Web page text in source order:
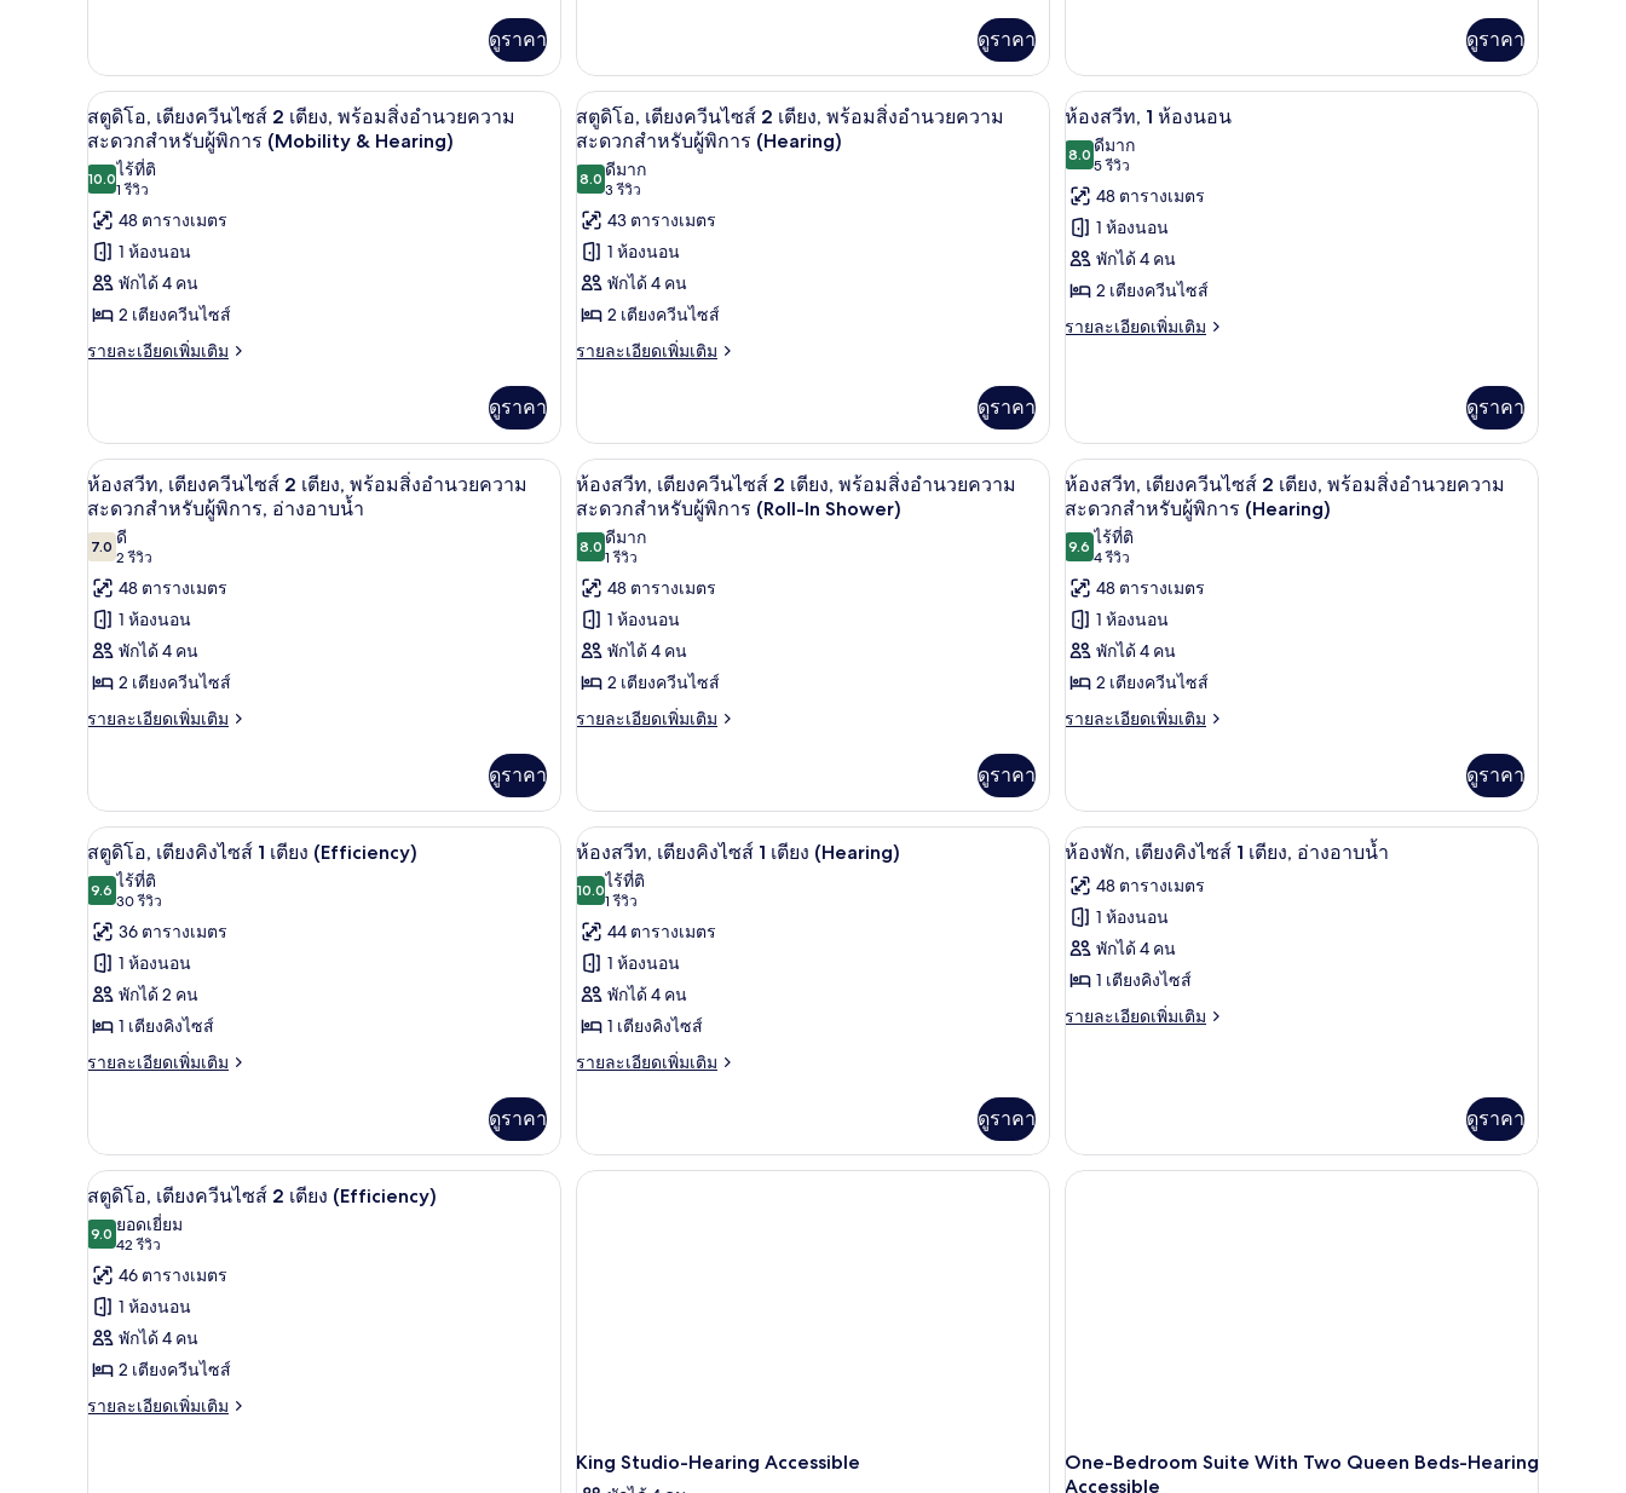
ผู้
พิการ
(Hearing)
สะดวก
สำหรับ
ผู้
พิการ
(Hearing)
เตียง
ควีน
ไซส์
2
เตียง
กับ
ห้อง
สตู
ดิ
โอ
สวี
ท,
เตียง
ควีน
ไซส์
2
เตียง
ดูราคา
เตียง
ควีน
ไซส์
2
เตียง,
พร้อม
สิ่ง
อำนวย
ความ
สะดวก
ผู้
พิการ,
อ่างอาบน้ำ
เกี่ยว
กับ
ห้อง
สตู
โอ
สวี
ท,
เตียง
ควีน
ไซส์
2
พร้อม
สะดวก
สำหรับ
ผู้
พิการ,
อ่างอาบน้ำ
ดูราคา
เตียง
ควีน
ไซส์
2
เตียง,
พร้อม
สิ่ง
อำนวย
ความ
ผู้
พิการ
(Roll-
In
Shower)
เกี่ยว
กับ
ห้อง
ดิ
สวี
ท,
เตียง
ควีน
ไซส์
เตียง,
สะดวก
สำหรับ
ผู้
พิการ
(Roll-
In
Shower)
ดูราคา
เปิด
ภาพถ่าย
ทั้งหมด
ของ
สตู
ดิโอ,
เตียง
ควีน
เตียง,
พร้อม
สิ่ง
อำนวย
ความ
สะดวก
สำหรับ
ผู้
พิการ
&
Hearing)
ตู้นิรภัยในห้องพัก, โต๊ะทำงาน, ผ้าม่านกันแสง, เตารีด/โต๊ะรีดผ้า
6
สตูดิโอ, เตียงควีนไซส์ 2 เตียง, พร้อมสิ่งอำนวยความ
สะดวกสำหรับผู้พิการ (Mobility & Hearing)
10.010.0 จาก 10
ไร้ที่ติ
1 รีวิว
(1
รีวิว)
48 ตารางเมตร
1 ห้องนอน
พักได้ 4 คน
2 เตียงควีนไซส์
รายละเอียดเพิ่มเติม
ราย
เกี่ยว
กับ
สตู
ดิ
เตียง
ควีน
ไซส์
2
เตียง,
พร้อม
สิ่ง
ความ
พิการ
(Mobility
&
Hearing)
ดูราคา
เปิด
ภาพถ่าย
ทั้งหมด
ของ
สตู
ดิโอ,
เตียง
ควีน
เตียง,
พร้อม
สิ่ง
อำนวย
ความ
สะดวก
สำหรับ
ผู้
พิการ
ตู้นิรภัยในห้องพัก, โต๊ะทำงาน, ผ้าม่านกันแสง, เตารีด/โต๊ะรีดผ้า
6
สตูดิโอ, เตียงควีนไซส์ 2 เตียง, พร้อมสิ่งอำนวยความ
สะดวกสำหรับผู้พิการ (Hearing)
8.08.0 จาก 10
ดีมาก
3 รีวิว
(3
รีวิว)
43 ตารางเมตร
1 ห้องนอน
พักได้ 4 คน
2 เตียงควีนไซส์
รายละเอียดเพิ่มเติม
ราย
เกี่ยว
กับ
สตู
ดิ
เตียง
ควีน
ไซส์
2
เตียง,
พร้อม
สิ่ง
ความ
พิการ
(Hearing)
ดูราคา
เปิด
ภาพถ่าย
ทั้งหมด
ของ
ห้อง
สวีท,
สมาร์ททีวี 55 นิ้ว พร้อมช่องเคเบิล, ทีวี, Netflix
10
ห้องสวีท, 1 ห้องนอน
8.08.0 จาก 10
ดีมาก
5 รีวิว
(5
รีวิว)
48 ตารางเมตร
1 ห้องนอน
พักได้ 4 คน
2 เตียงควีนไซส์
รายละเอียดเพิ่มเติม
ราย
กับ
ห้อง
สวี
ท,
1
ห้อง
นอน
ดูราคา
เปิด
ภาพถ่าย
ทั้งหมด
ของ
ห้อง
สวีท,
เตียง
ควีน
เตียง,
พร้อม
สิ่ง
อำนวย
ความ
สะดวก
สำหรับ
ผู้
อ่างอาบน้ำ
สมาร์ททีวี 55 นิ้ว พร้อมช่องเคเบิล, ทีวี, Netflix
5
ห้องสวีท, เตียงควีนไซส์ 2 เตียง, พร้อมสิ่งอำนวยความ
สะดวกสำหรับผู้พิการ, อ่างอาบน้ำ
7.07.0 จาก 10
ดี
2 รีวิว
(2
รีวิว)
48 ตารางเมตร
1 ห้องนอน
พักได้ 4 คน
2 เตียงควีนไซส์
รายละเอียดเพิ่มเติม
ราย
เกี่ยว
กับ
ห้อง
สวี
ท,
เตียง
ควีน
ไซส์
2
เตียง,
พร้อม
อำนวย
ผู้
พิการ,
อ่างอาบน้ำ
ดูราคา
เปิด
ภาพถ่าย
ทั้งหมด
ของ
ห้อง
สวีท,
เตียง
ควีน
เตียง,
พร้อม
สิ่ง
อำนวย
ความ
สะดวก
สำหรับ
ผู้
In
Shower)
สมาร์ททีวี 55 นิ้ว พร้อมช่องเคเบิล, ทีวี, Netflix
5
ห้องสวีท, เตียงควีนไซส์ 2 เตียง, พร้อมสิ่งอำนวยความ
สะดวกสำหรับผู้พิการ (Roll-In Shower)
8.08.0 จาก 10
ดีมาก
1 รีวิว
(1
รีวิว)
48 ตารางเมตร
1 ห้องนอน
พักได้ 4 คน
2 เตียงควีนไซส์
รายละเอียดเพิ่มเติม
ราย
เกี่ยว
กับ
ห้อง
ท,
เตียง
ควีน
ไซส์
2
เตียง,
พร้อม
อำนวย
ผู้
พิการ
ดูราคา
เปิด
ภาพถ่าย
ทั้งหมด
ของ
ห้อง
สวีท,
เตียง
ควีน
เตียง,
พร้อม
สิ่ง
อำนวย
ความ
สะดวก
สำหรับ
ตู้นิรภัยในห้องพัก, โต๊ะทำงาน, ผ้าม่านกันแสง,
5
ห้องสวีท, เตียงควีนไซส์ 2 เตียง, พร้อมสิ่งอำนวยความ
สะดวกสำหรับผู้พิการ (Hearing)
9.69.6 จาก 10
ไร้ที่ติ
4 รีวิว
(4
รีวิว)
48 ตารางเมตร
1 ห้องนอน
พักได้ 4 คน
2 เตียงควีนไซส์
รายละเอียดเพิ่มเติม
ราย
เกี่ยว
กับ
ห้อง
ท,
เตียง
ควีน
ไซส์
2
พร้อม
ผู้
พิการ
ดูราคา
เปิด
ภาพถ่าย
ทั้งหมด
ของ
สตู
ดิโอ,
เตียง
1
เตียง
(Efficiency)
ตู้นิรภัยในห้องพัก, โต๊ะทำงาน, ผ้าม่านกันแสง, เตารีด/โต๊ะรีดผ้า
4
สตูดิโอ, เตียงคิงไซส์ 1 เตียง (Efficiency)
9.69.6 จาก 10
ไร้ที่ติ
30 รีวิว
(30
รีวิว)
36 ตารางเมตร
1 ห้องนอน
พักได้ 2 คน
1 เตียงคิงไซส์
รายละเอียดเพิ่มเติม
ราย
เกี่ยว
กับ
สตู
โอ,
คิง
ไซส์
เตียง
(Efficiency)
ดูราคา
เปิด
ภาพถ่าย
ทั้งหมด
ของ
ห้อง
สวีท,
เตียง
1
เตียง
ตู้นิรภัยในห้องพัก, โต๊ะทำงาน, ผ้าม่านกันแสง, เตารีด/โต๊ะรีดผ้า
8
ห้องสวีท, เตียงคิงไซส์ 1 เตียง (Hearing)
10.010.0 จาก 10
ไร้ที่ติ
1 รีวิว
(1
รีวิว)
44 ตารางเมตร
1 ห้องนอน
พักได้ 4 คน
1 เตียงคิงไซส์
รายละเอียดเพิ่มเติม
ราย
เกี่ยว
กับ
ห้อง
ดูราคา
เปิด
ภาพถ่าย
ทั้งหมด
ของ
ห้อง
พัก,
1
เตียง,
สมาร์ททีวี 55 นิ้ว พร้อมช่องเคเบิล, ทีวี, Netflix
7
ห้องพัก, เตียงคิงไซส์ 1 เตียง, อ่างอาบน้ำ
48 ตารางเมตร
1 ห้องนอน
พักได้ 4 คน
1 เตียงคิงไซส์
รายละเอียดเพิ่มเติม
ราย
ห้อง
พัก,
เตียง
ดูราคา
เปิด
ภาพถ่าย
ทั้งหมด
ของ
สตู
ดิโอ,
เตียง
สตูดิโอ, เตียงควีนไซส์ 2 เตียง (Efficiency) | บริเวณนั่งเล่น | สมาร์ททีวี 55 นิ้ว พร้อมช่องเคเบิล, ทีวี, Netflix
4
สตูดิโอ, เตียงควีนไซส์ 2 เตียง (Efficiency)
9.09.0 จาก 10
ยอดเยี่ยม
42 รีวิว
(42
รีวิว)
46 ตารางเมตร
1 ห้องนอน
พักได้ 4 คน
2 เตียงควีนไซส์
รายละเอียดเพิ่มเติม
ราย
King Studio-Hearing Accessible
One-Bedroom Suite With Two Queen Beds-Hearing
Accessible